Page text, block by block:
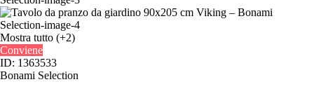
Mostra tutto (+2)
Conviene
ID: 1363533
Bonami Selection